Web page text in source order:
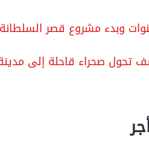
تحول صحراء قاحلة إلى